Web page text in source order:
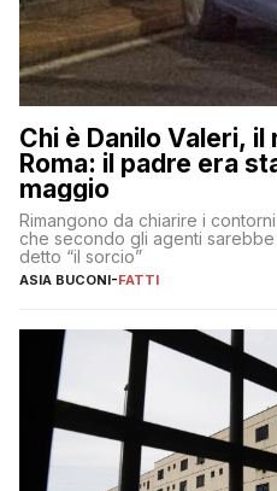
Chi è Danilo Valeri,
Roma: il padre era
maggio
Rimangono da chiarire i
che secondo gli agenti
detto “il sorcio”
ASIA BUCONI-FATTI